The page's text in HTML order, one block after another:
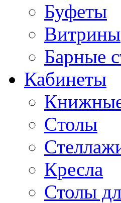
Буфеты
Витрины
Барные
Кабинеты
Cтолы
Кресла
Столы